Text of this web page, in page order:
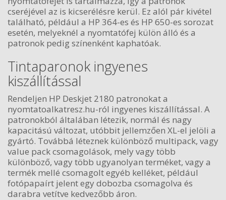
cseréjével az is kicserélésre kerül. Ez alól pár kivétel
található, például a HP 364-es és HP 650-es sorozat
esetén, melyeknél a nyomtatófej külön álló és a
patronok pedig színenként kaphatóak.
Tintaparonok ingyenes
kiszállítással
Rendeljen HP Deskjet 2180 patronokat a
nyomtatoalkatresz.hu-ról ingyenes kiszállítással. A
patronokból általában létezik, normál és nagy
kapacitású változat, utóbbit jellemzően XL-el jelöli a
gyártó. Továbbá léteznek különböző multipack, vagy
value pack csomagolások, mely vagy több
különböző, vagy több ugyanolyan terméket, vagy a
termék mellé csomagolt egyéb kelléket, például
fotópapaírt jelent egy dobozba csomagolva és
darabra vetítve kedvezőbb áron.